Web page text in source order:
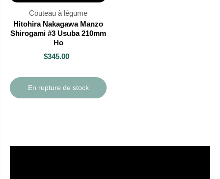
Couteau à légume
Hitohira Nakagawa Manzo
Shirogami #3 Usuba 210mm
Ho
$345.00
En rupture de stock